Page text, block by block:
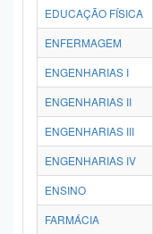
EDUCAÇÃO FÍSICA
ENFERMAGEM
ENGENHARIAS I
ENGENHARIAS II
ENGENHARIAS III
ENGENHARIAS IV
ENSINO
FARMÁCIA